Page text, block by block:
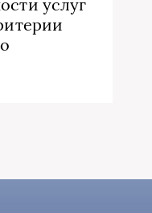
услуг